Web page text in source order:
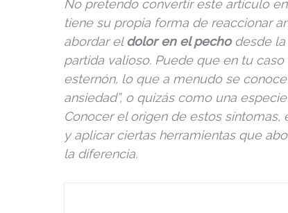
No pretendo convertir este artículo
tiene su propia forma de reaccionar
abordar eldolor en el pechodesde la
partida valioso. Puede que en tu
esternón, lo que a menudo se
ansiedad”, o quizás como una
Conocer el origen de estos
y aplicar ciertas herramientas que
la diferencia.